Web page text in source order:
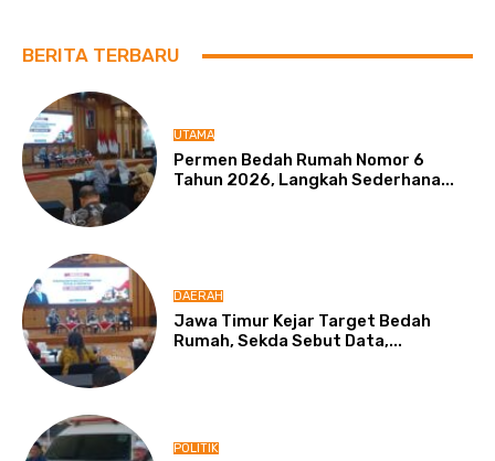
BERITA TERBARU
UTAMA
Permen Bedah Rumah Nomor 6
Tahun 2026, Langkah Sederhana...
DAERAH
Jawa Timur Kejar Target Bedah
Rumah, Sekda Sebut Data,...
POLITIK